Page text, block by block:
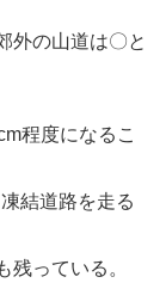
外の山道は〇と
程度になるこ
結道路を走る
残っている。